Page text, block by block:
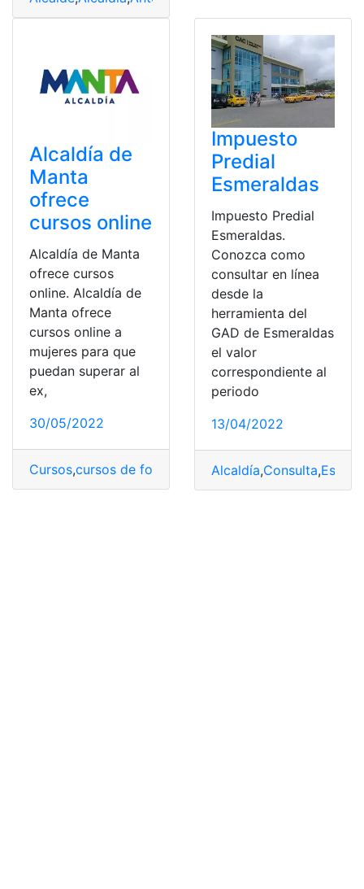
Alcaldía de
Manta
ofrece
cursos online
Alcaldía de Manta
ofrece cursos
online. Alcaldía de
Manta ofrece
cursos online a
mujeres para que
puedan superar al
ex,
30/05/2022
Cursos,cursos de formación Cursos disponibles,
Impuesto
Predial
Esmeraldas
Impuesto Predial
Esmeraldas.
Conozca como
consultar en línea
desde la
herramienta del
GAD de Esmeraldas
el valor
correspondiente al
periodo
13/04/2022
Alcaldía,Consulta,